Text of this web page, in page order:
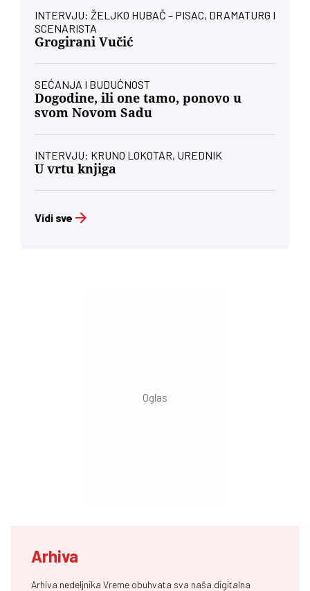
INTERVJU: ŽELJKO HUBAČ – PISAC, DRAMATURG I
SCENARISTA
Grogirani Vučić
SEĆANJA I BUDUĆNOST
Dogodine, ili one tamo, ponovo u
svom Novom Sadu
INTERVJU: KRUNO LOKOTAR, UREDNIK
U vrtu knjiga
Vidi sve
Arhiva
Arhiva nedeljnika Vreme obuhvata sva naša digitalna